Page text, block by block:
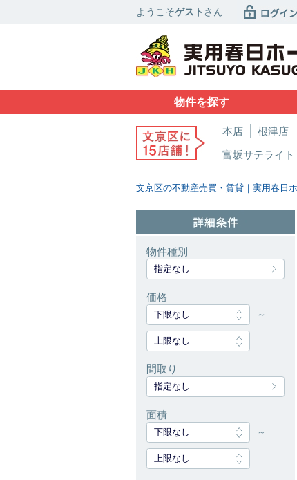
ようこそゲスト さん
物件を探す
本店 根津店
富坂サテライト
文京区の不動産売買・賃貸｜実用春日
物件種別
指定なし
価格
下限なし ～
上限なし
間取り
指定なし
面積
下限なし ～
上限なし